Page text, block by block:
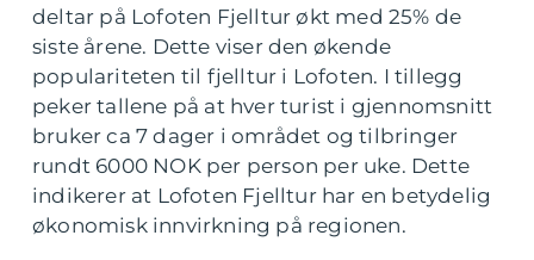
deltar på Lofoten Fjelltur økt med 25% de
siste årene. Dette viser den økende
populariteten til fjelltur i Lofoten. I tillegg
peker tallene på at hver turist i gjennomsnitt
bruker ca 7 dager i området og tilbringer
rundt 6000 NOK per person per uke. Dette
indikerer at Lofoten Fjelltur har en betydelig
økonomisk innvirkning på regionen.